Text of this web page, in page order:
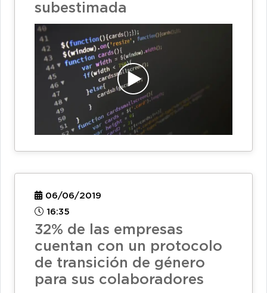
subestimada
06/06/2019
16:35
32% de las empresas
cuentan con un protocolo
de transición de género
para sus colaboradores